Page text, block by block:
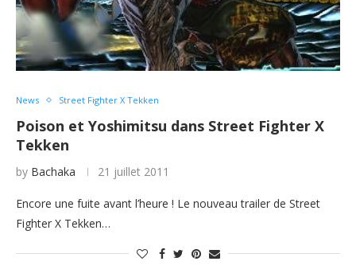
News Street Fighter X Tekken
Poison et Yoshimitsu dans Street Fighter X
Tekken
by Bachaka 21 juillet 2011
Encore une fuite avant l’heure ! Le nouveau trailer de Street
Fighter X Tekken…